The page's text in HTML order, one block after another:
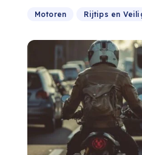
Motoren Rijtips en